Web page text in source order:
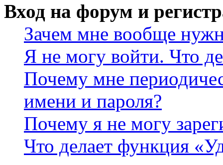
Вход на форум и
Зачем мне вообще
Я не могу войти. Что
Почему мне
имени и пароля?
Почему я не могу
Что делает функция